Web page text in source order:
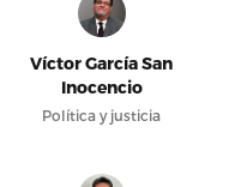
Víctor García San
Inocencio
Política y justicia